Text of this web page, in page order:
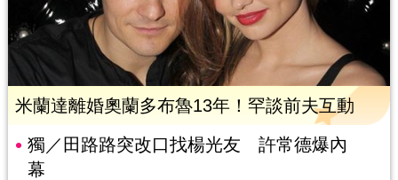
米蘭達離婚奧蘭多布魯13年！罕談前夫互動
獨／田路路突改口找楊光友 許常德爆內
幕